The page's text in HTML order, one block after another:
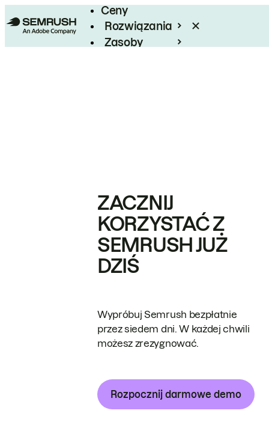
Ceny
Rozwiązania
Zasoby
ZACZNIJ
KORZYSTAĆ Z
SEMRUSH JUŻ
DZIŚ
Wypróbuj Semrush bezpłatnie
przez siedem dni. W każdej chwili
możesz zrezygnować.
Rozpocznij darmowe demo